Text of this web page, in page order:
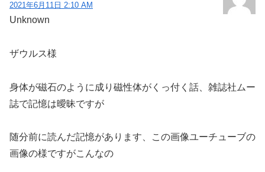
2021年6月11日 2:10 AM
Unknown
ザウルス様
身体が磁石のように成り磁性体がくっ付く話、雑誌社ムー
誌で記憶は曖昧ですが
随分前に読んだ記憶があります、この画像ユーチューブの
画像の様ですがこんなの